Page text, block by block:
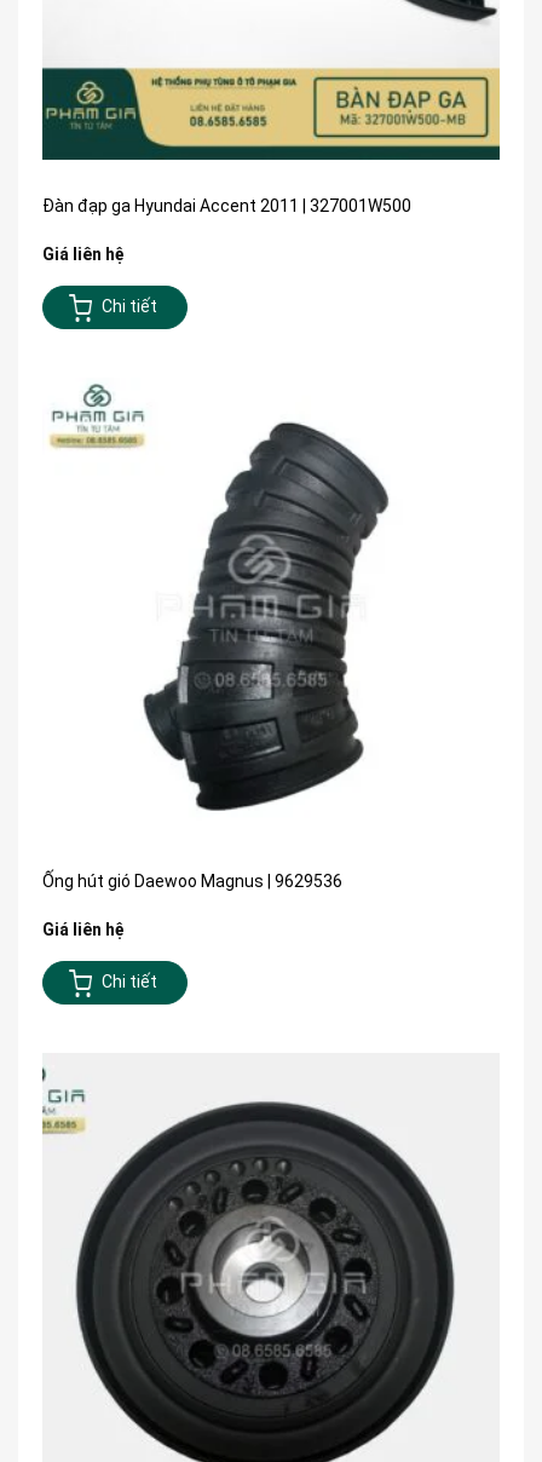
Đàn đạp ga Hyundai Accent 2011 | 327001W500
Giá liên hệ
Chi tiết
Ống hút gió Daewoo Magnus | 9629536
Giá liên hệ
Chi tiết